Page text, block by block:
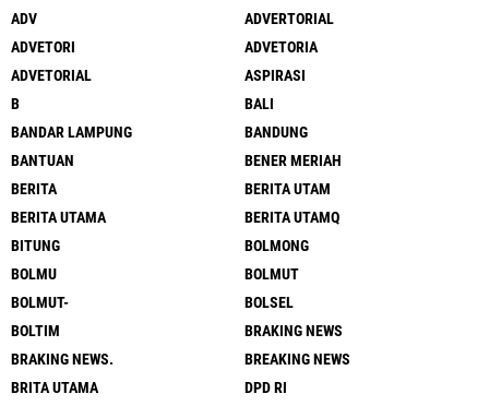
ADV
ADVERTORIAL
ADVETORI
ADVETORIA
ADVETORIAL
ASPIRASI
B
BALI
BANDAR LAMPUNG
BANDUNG
BANTUAN
BENER MERIAH
BERITA
BERITA UTAM
BERITA UTAMA
BERITA UTAMQ
BITUNG
BOLMONG
BOLMU
BOLMUT
BOLMUT-
BOLSEL
BOLTIM
BRAKING NEWS
BRAKING NEWS.
BREAKING NEWS
BRITA UTAMA
DPD RI